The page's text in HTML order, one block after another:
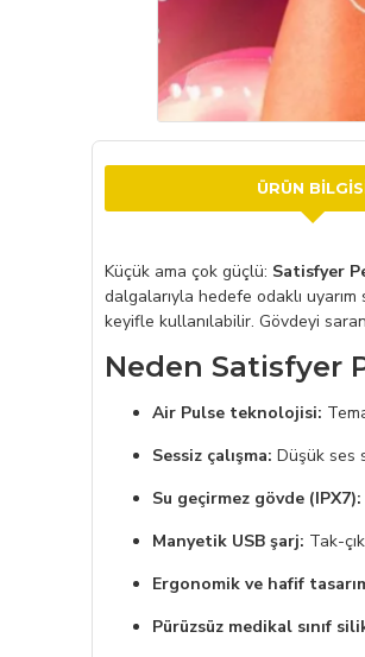
ÜRÜN
Küçük ama çok güçlü: Satisfyer
dalgalarıyla hedefe odaklı
keyifle kullanılabilir. Gövdeyi
Neden Satisfyer
Air Pulse teknolojisi:
Sessiz çalışma: Düşük ses
Su geçirmez gövde (IPX7):
Manyetik USB şarj: Tak-
Ergonomik ve hafif
Pürüzsüz medikal sınıf